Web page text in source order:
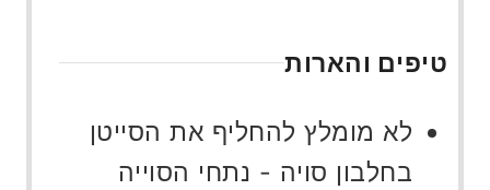
טיפים והארות
לא מומלץ להחליף את הסייטן
בחלבון סויה - נתחי הסוייה